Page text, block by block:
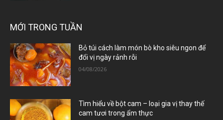
MỚI TRONG TUẦN
Bỏ túi cách làm món bò kho siêu ngon để
đổi vị ngày rảnh rỗi
04/08/2026
Tìm hiểu về bột cam – loại gia vị thay thế
cam tươi trong ẩm thực